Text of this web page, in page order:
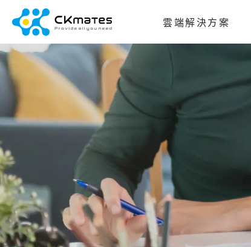
雲端解決方案